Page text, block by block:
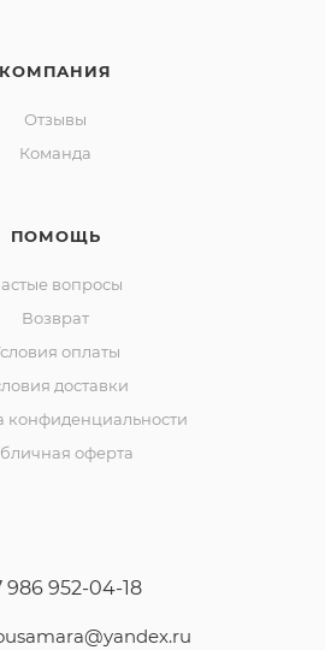
КОМПАНИЯ
Отзывы
Команда
ПОМОЩЬ
вопросы
Возврат
оплаты
доставки
конфиденциальности
оферта
986 952-04-18